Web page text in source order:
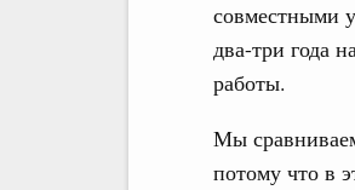
совместными
два-три года
работы.
Мы
потому что в